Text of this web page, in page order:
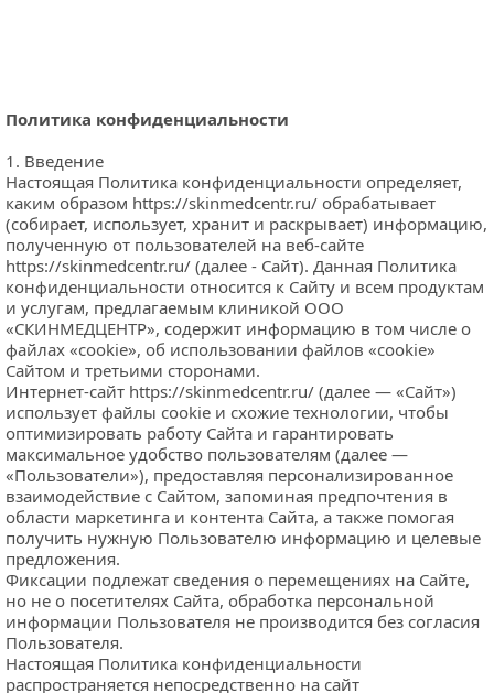
Политика конфиденциальности
1. Введение
Настоящая Политика конфиденциальности определяет,
каким образом https://skinmedcentr.ru/ обрабатывает
(собирает, использует, хранит и раскрывает) информацию,
https://skinmedcentr.ru/ (далее - Сайт). Данная Политика
конфиденциальности относится к Сайту и всем продуктам
и услугам, предлагаемым клиникой ООО
«СКИНМЕДЦЕНТР», содержит информацию в том числе о
файлах «cookie», об использовании файлов «cookie»
Сайтом и третьими сторонами.
Интернет-сайт https://skinmedcentr.ru/ (далее — «Сайт»)
использует файлы cookie и схожие технологии, чтобы
оптимизировать работу Сайта и гарантировать
максимальное удобство пользователям (далее —
«Пользователи»), предоставляя персонализированное
взаимодействие с Сайтом, запоминая предпочтения в
области маркетинга и контента Сайта, а также помогая
получить нужную Пользователю информацию и целевые
предложения.
Фиксации подлежат сведения о перемещениях на Сайте,
но не о посетителях Сайта, обработка персональной
информации Пользователя не производится без согласия
Пользователя.
Настоящая Политика конфиденциальности